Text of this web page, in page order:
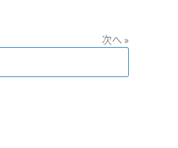
次へ »